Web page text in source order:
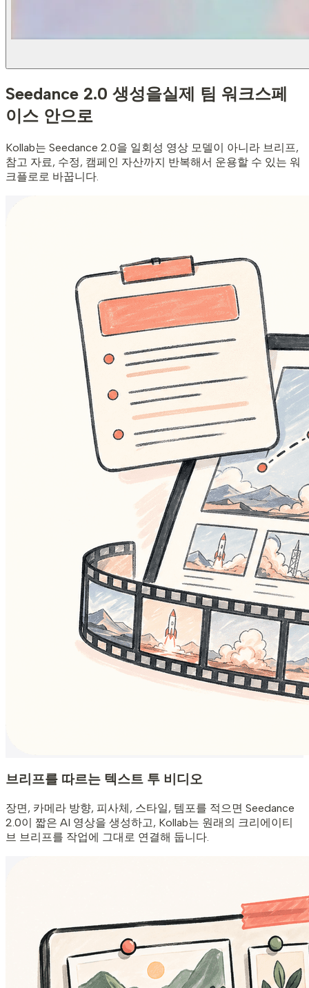
Seedance 2.0 생성을실제 팀 워크스페
이스 안으로
Kollab는 Seedance 2.0을 일회성 영상 모델이 아니라 브리프,
참고 자료, 수정, 캠페인 자산까지 반복해서 운용할 수 있는 워
크플로로 바꿉니다.
브리프를 따르는 텍스트 투 비디오
장면, 카메라 방향, 피사체, 스타일, 템포를 적으면 Seedance
2.0이 짧은 AI 영상을 생성하고, Kollab는 원래의 크리에이티
브 브리프를 작업에 그대로 연결해 둡니다.